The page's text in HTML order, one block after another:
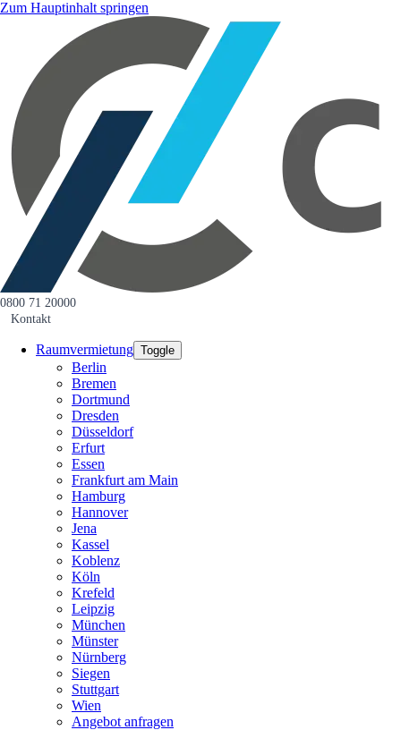
Zum Hauptinhalt springen
0800 71 20000
Kontakt
Raumvermietung Toggle
Berlin
Bremen
Dortmund
Dresden
Düsseldorf
Erfurt
Essen
Frankfurt am Main
Hamburg
Hannover
Jena
Kassel
Koblenz
Köln
Krefeld
Leipzig
München
Münster
Nürnberg
Siegen
Stuttgart
Wien
Angebot anfragen